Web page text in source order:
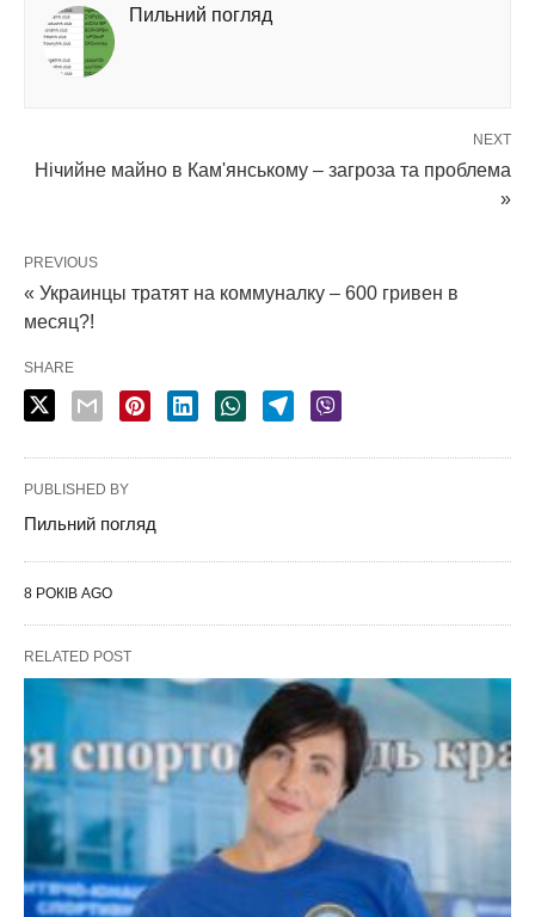
Пильний погляд
NEXT
Нічийне майно в Кам'янському – загроза та проблема
»
PREVIOUS
« Украинцы тратят на коммуналку – 600 гривен в
месяц?!
SHARE
PUBLISHED BY
Пильний погляд
8 РОКІВ AGO
RELATED POST